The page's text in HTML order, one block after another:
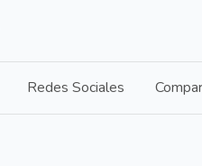
Redes Sociales